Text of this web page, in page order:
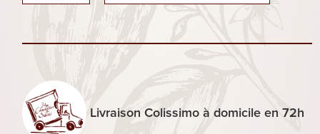
en
lait
Livraison Colissimo à domicile en 72h